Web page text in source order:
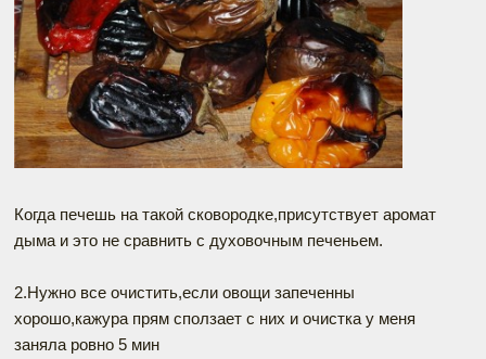
Когда печешь на такой сковородке,присутствует аромат
дыма и это не сравнить с духовочным печеньем.
2.Нужно все очистить,если овощи запеченны
хорошо,кажура прям сползает с них и очистка у меня
заняла ровно 5 мин